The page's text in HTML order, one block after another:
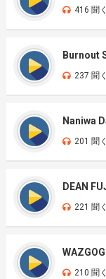
416 聞く
Burnout
237 聞く
Naniwa
201 聞く
DEAN
221 聞く
210 聞く